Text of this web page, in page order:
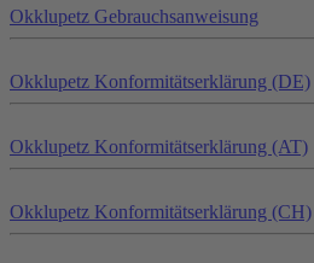
Okklupetz Gebrauchsanweisung
Okklupetz Konformitätserklärung (DE)
Okklupetz Konformitätserklärung (AT)
Okklupetz Konformitätserklärung (CH)